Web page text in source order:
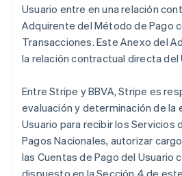
Usuario entre en una relación
Adquirente del Método de Pago
Transacciones. Este Anexo del
la relación contractual directa del
Entre Stripe y BBVA, Stripe es
evaluación y determinación de la
Usuario para recibir los Servicios
Pagos Nacionales, autorizar
las Cuentas de Pago del Usuario
dispuesto en la Sección 4 de